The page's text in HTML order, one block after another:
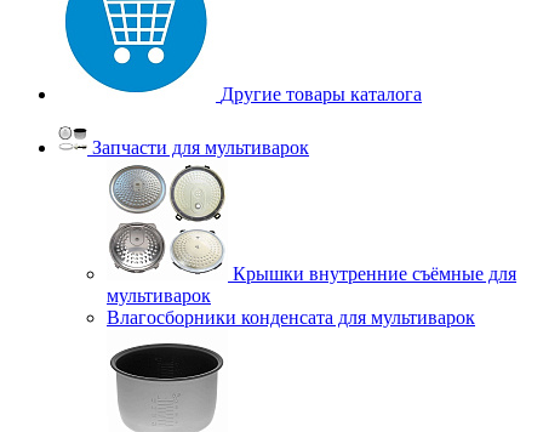
Другие товары каталога
Запчасти для мультиварок
Крышки внутренние съёмные для
мультиварок
Влагосборники конденсата для мультиварок